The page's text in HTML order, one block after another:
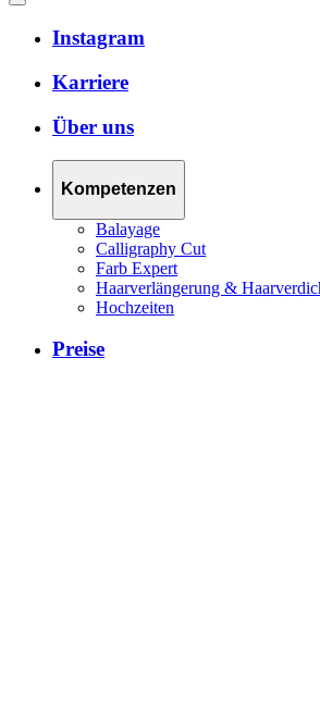
Instagram
Karriere
Über uns
Kompetenzen
Balayage
Calligraphy Cut
Farb Expert
Haarverlängerung &
Hochzeiten
Preise